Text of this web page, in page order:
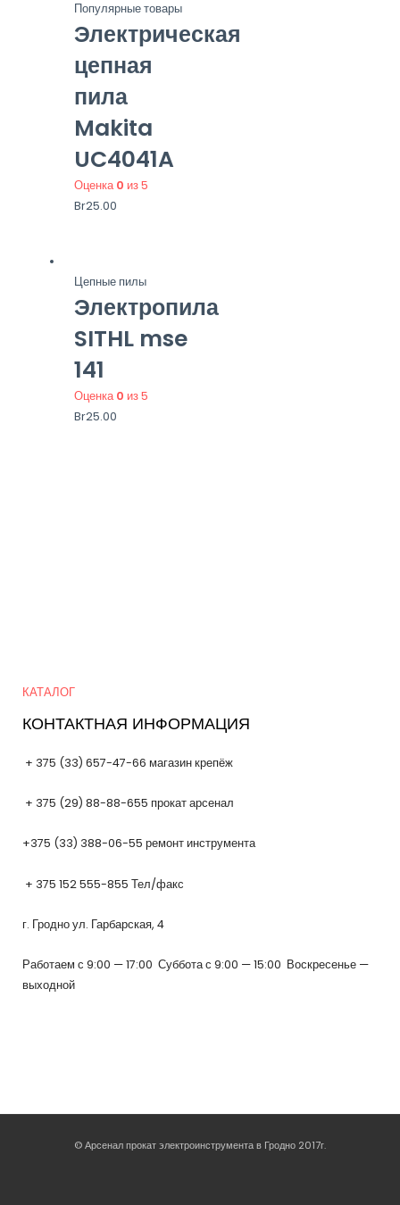
Популярные товары
Электрическая
цепная
пила
Makita
UC4041A
Оценка0 из 5
Br25.00
Цепные пилы
Электропила
SITHL mse
141
Оценка0 из 5
Br25.00
КАТАЛОГ
КОНТАКТНАЯ ИНФОРМАЦИЯ
+ 375 (33) 657-47-66 магазин крепёж
+ 375 (29) 88-88-655 прокат арсенал
+375 (33) 388-06-55 ремонт инструмента
+ 375 152 555-855 Тел/факс
г. Гродно ул. Гарбарская, 4
Работаем с 9:00 — 17:00 Суббота с 9:00 — 15:00 Воскресенье —
выходной
© Арсенал прокат электроинструмента в Гродно 2017г.